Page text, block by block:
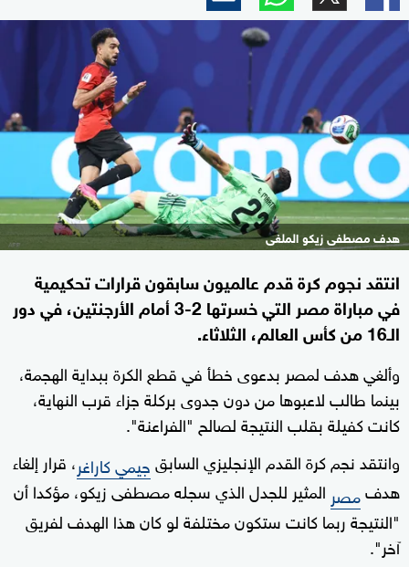
هدف مصطفى زيكو الملغى
انتقد نجوم كرة قدم عالميون سابقون قرارات تحكيمية
في مباراة مصر التي خسرتها 2-3 أمام الأرجنتين، في دور
الـ16 من كأس العالم، الثلاثاء.
وألغي هدف لمصر بدعوى خطأ في قطع الكرة ببداية الهجمة،
بينما طالب لاعبوها من دون جدوى بركلة جزاء قرب النهاية،
كانت كفيلة بقلب النتيجة لصالح "الفراعنة".
وانتقد نجم كرة القدم الإنجليزي السابقجيمي كاراغر، قرار إلغاء
هدفمصر المثير للجدل الذي سجله مصطفى زيكو، مؤكدا أن
"النتيجة ربما كانت ستكون مختلفة لو كان هذا الهدف لفريق
آخر".